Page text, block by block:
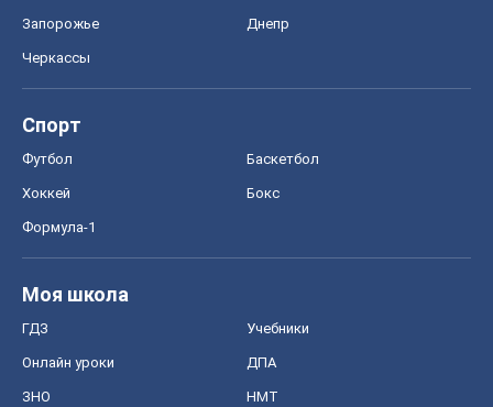
Запорожье Днепр
Черкассы
Спорт
Футбол Баскетбол
Хоккей Бокс
Формула-1
Моя школа
ГДЗ Учебники
Онлайн уроки ДПА
ЗНО НМТ